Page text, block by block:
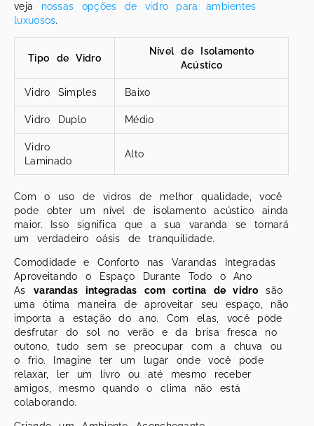
veja nossas opções de vidro para ambientes
luxuosos.
Tipo de Vidro
Nível de Isolamento
Acústico
Vidro Simples Baixo
Vidro Duplo Médio
Vidro
Laminado
Alto
Com o uso de vidros de melhor qualidade, você
pode obter um nível de isolamento acústico ainda
maior. Isso significa que a sua varanda se tornará
um verdadeiro oásis de tranquilidade.
Comodidade e Conforto nas Varandas Integradas
Aproveitando o Espaço Durante Todo o Ano
As varandas integradas com cortina de vidrosão
uma ótima maneira de aproveitar seu espaço, não
importa a estação do ano. Com elas, você pode
desfrutar do sol no verão e da brisa fresca no
outono, tudo sem se preocupar com a chuva ou
o frio. Imagine ter um lugar onde você pode
relaxar, ler um livro ou até mesmo receber
amigos, mesmo quando o clima não está
colaborando.